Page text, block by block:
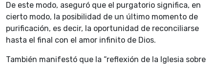
De este modo, aseguró que el purgatorio significa, en
cierto modo, la posibilidad de un último momento de
purificación, es decir, la oportunidad de reconciliarse
hasta el final con el amor infinito de Dios.
También manifestó que la “reflexión de la Iglesia sobre